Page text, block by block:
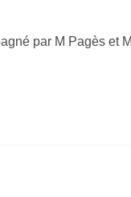
par M Pagès et